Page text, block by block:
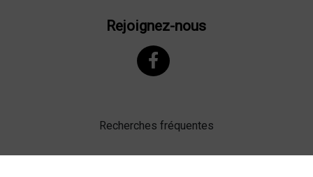
Rejoignez-nous
Recherches fréquentes